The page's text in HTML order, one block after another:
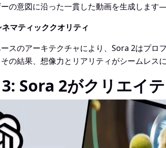
の意図に沿った一貫した動画を生成しま
マティッククオリティ
スのアーキテクチャにより、Sora 2はプロ
の結果、想像力とリアリティがシームレス
Sora 2がクリエイ